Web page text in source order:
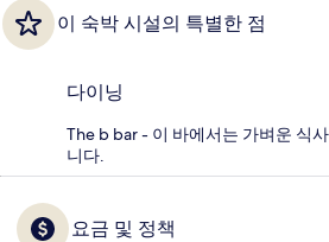
이 숙박 시설의 특별한 점
다이닝
The b bar - 이 바에서는 가벼운 식
니다.
요금 및 정책